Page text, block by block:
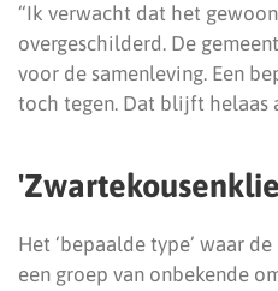
“Ik verwacht dat het
overgeschilderd. De
voor de samenleving. Een
toch tegen. Dat blijft helaas
Het ‘bepaalde type’ waar
een groep van onbekende